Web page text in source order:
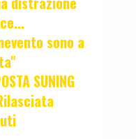
sono a
SUNING